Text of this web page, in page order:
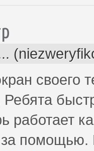
своего
работает
помощью.